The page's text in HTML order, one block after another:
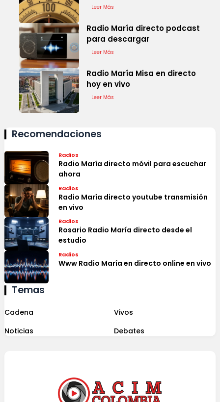
Leer Más
Radio María directo podcast
para descargar
Leer Más
Radio María Misa en directo
hoy en vivo
Leer Más
Recomendaciones
Radios
Radio María directo móvil para escuchar
ahora
Radios
Radio María directo youtube transmisión
en vivo
Radios
Rosario Radio María directo desde el
estudio
Radios
Www Radio María en directo online en vivo
Temas
Cadena
Vivos
Noticias
Debates